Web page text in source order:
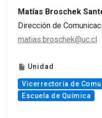
Matías Broschek
Dirección de
matias.broschek@uc.cl
insert_drive_file Unidad
Vicerrectoría de
Escuela de Química